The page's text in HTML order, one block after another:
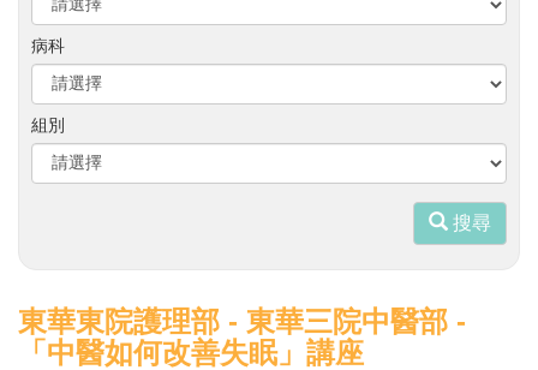
病科
組別
搜尋
東華東院護理部 - 東華三院中醫部 -
「中醫如何改善失眠」講座